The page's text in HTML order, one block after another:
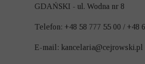
GDAŃSKI - ul. Wodna nr 8
Telefon: +48 58 777 55 00 / +48
E-mail: kancelaria@cejrowski.pl